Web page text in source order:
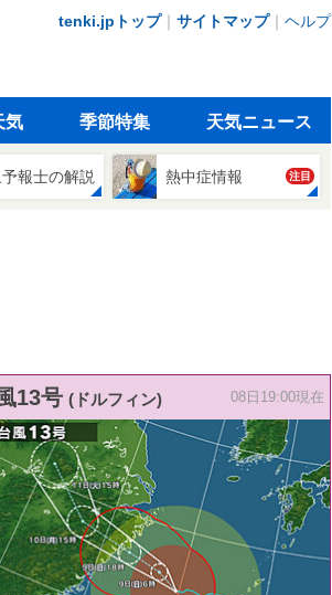
tenki.jpトップ｜ サイトマップ｜ ヘルプ
気 季節特集 天気ニュース
報士の解説 熱中症情報 注目
13号 (ドルフィン) 08日19:00現在